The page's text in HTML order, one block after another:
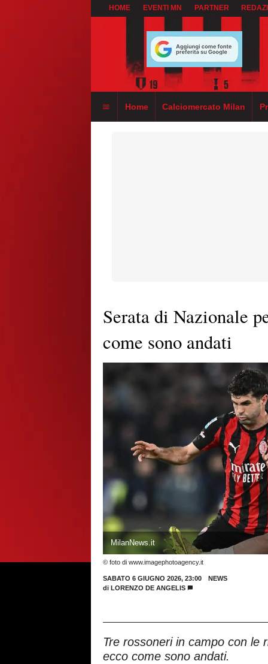
HOME EVENTI MN PARTNER
Home Calciomercato Milan
Serata di Nazionale
come sono andati
MilanNews.it
© foto di www.imagephotoagency.it
SABATO 6 GIUGNO 2026, 23:00
NEWS
di LORENZO DE ANGELIS
Tre rossoneri in campo con le
ecco come sono andati.